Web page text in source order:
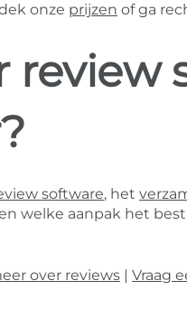
onze prijzen of ga
review
software, het
welke aanpak het
over reviews Vraag